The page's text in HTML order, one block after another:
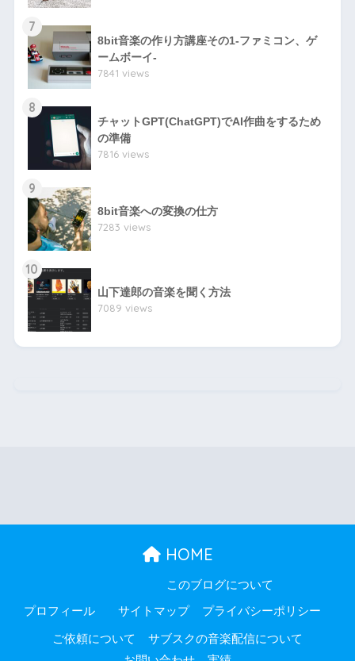
7
8bit音楽の作り方講座その1-ファミコン、ゲ
ームボーイ-
7841 views
8
チャットGPT(ChatGPT)でAI作曲をするため
の準備
7816 views
9
8bit音楽への変換の仕方
7283 views
10
山下達郎の音楽を聞く方法
7089 views
HOME
プロフィール
このブログについて
サイトマップ プライバシーポリシー
ご依頼について
サブスクの音楽配信について